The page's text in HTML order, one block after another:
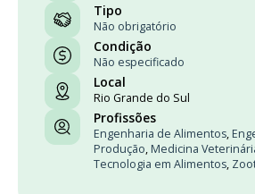
Tipo
Não obrigatório
Condição
Não especificado
Local
Rio Grande do Sul
Profissões
Engenharia de Alimentos,
Produção, Medicina
Tecnologia em Alimentos,